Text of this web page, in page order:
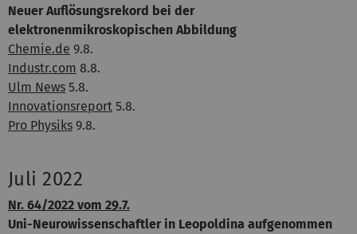
Neuer Auflösungsrekord bei der
elektronenmikroskopischen Abbildung
Chemie.de 9.8.
Industr.com 8.8.
Ulm News 5.8.
Innovationsreport 5.8.
Pro Physiks 9.8.
Juli 2022
Nr. 64/2022 vom 29.7.
Uni-Neurowissenschaftler in Leopoldina aufgenommen